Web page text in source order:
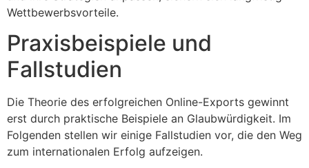
Wettbewerbsvorteile.
Praxisbeispiele und
Fallstudien
Die Theorie des erfolgreichen Online-Exports gewinnt
erst durch praktische Beispiele an Glaubwürdigkeit. Im
Folgenden stellen wir einige Fallstudien vor, die den Weg
zum internationalen Erfolg aufzeigen.